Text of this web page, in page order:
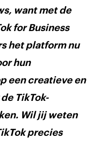
want met de
for Business
het platform nu
hun
een creatieve en
TikTok-
Wil jij weten
precies